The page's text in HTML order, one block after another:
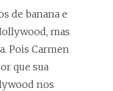
de banana e
mas
Pois Carmen
que sua
nos